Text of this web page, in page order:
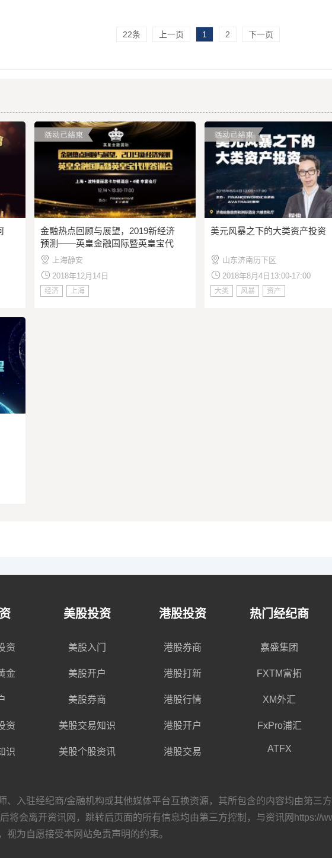
22条 上一页 1 2 下一页
金融热点回顾与展望，2019新经济
预测——英皇金融国际暨英皇宝代
理答谢会
上海静安
2018年12月14日
经济 上海
美元风暴之下的大类资产投资
山东济南历下区
2018年8月4日13:00-17:00
大类 风暴 资产
资
金
资
识
美股投资
美股入门
美股开户
美股券商
美股交易知识
美股个股资讯
港股投资
港股券商
港股打新
港股行情
港股开户
港股交易
热门经纪商
嘉盛集团
FXTM富拓
XM外汇
FxPro浦汇
ATFX
、入驻经纪商/金融机构或其他媒体平台互换资源，其所包含的内容均由第三
将会离开资讯网，跳转后页面的所有信息均由第三方控制，与资讯网https://
视为自愿接受本网站免责声明的约束。